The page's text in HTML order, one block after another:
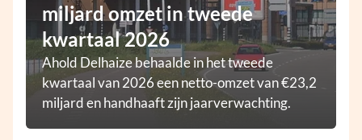
miljard omzet in tweede
kwartaal 2026
Ahold Delhaize behaalde in het tweede
kwartaal van 2026 een netto-omzet van €23,2
miljard en handhaaft zijn jaarverwachting.